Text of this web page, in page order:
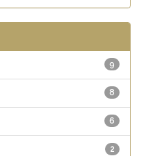
9
8
6
2